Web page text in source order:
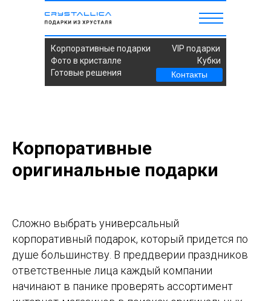
Корпоративные подарки
Кубки
VIP подарки
Фото в кристалле
Готовые решения
Контакты
Корпоративные
оригинальные подарки
Сложно выбрать универсальный
корпоративный подарок, который придется по
душе большинству. В преддверии праздников
ответственные лица каждый компании
начинают в панике проверять ассортимент